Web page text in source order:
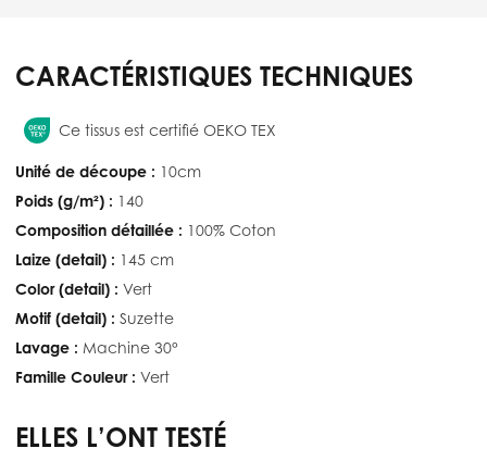
CARACTÉRISTIQUES TECHNIQUES
Ce tissus est certifié OEKO TEX
Unité de découpe : 10cm
Poids (g/m²) : 140
Composition détaillée : 100% Coton
Laize (detail) : 145 cm
Color (detail) : Vert
Motif (detail) : Suzette
Lavage : Machine 30°
Famille Couleur : Vert
ELLES L’ONT TESTÉ